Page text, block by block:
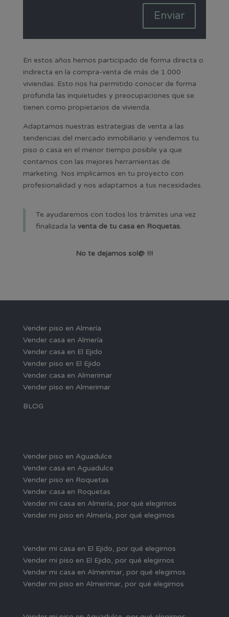
Enviar
En estos años hemos participado de forma directa o
indirecta en la compra-venta de más de 1.000
viviendas. Esto nos ha permitido conocer de forma
profunda las inquietudes y preocupaciones que se
tienen como propietarios de vivienda.
Adaptamos nuestras estrategias de venta a las
tendencias del mercado inmobiliario y vendemos tu
piso o casa en el menor tiempo posible ya que
contamos con las mejores herramientas de
marketing. Nos implicamos en tu proyecto con
profesionalidad y nos adaptamos a tus necesidades.
Te ayudaremos con todos los trámites una vez
finalizada la venta de tu casa en Roquetas.
No te dejamos sol@ !!!
Vender piso en Almería
Vender casa en Almería
Vender casa en El Ejido
Vender piso en El Ejido
Vender casa en Almerimar
Vender piso en Almerimar
BLOG
Vender piso en Aguadulce
Vender casa en Aguadulce
Vender piso en Roquetas
Vender casa en Roquetas
Vender mi casa en Almería, por qué elegirnos
Vender mi piso en Almería, por qué elegirnos
Vender mi casa en El Ejido, por qué elegirnos
Vender mi piso en El Ejido, por qué elegirnos
Vender mi casa en Almerimar, por qué elegirnos
Vender mi piso en Almerimar, por qué elegirnos